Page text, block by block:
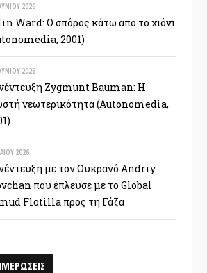
2026
Ward: Ο σπόρος κάτω απο το χιόνι
2001)
2026
Zygmunt Bauman: Η
νεωτερικότητα (Autonomedia,
2026
με τον Ουκρανό Andriy
που έπλευσε με το Global
Flotilla προς τη Γάζα